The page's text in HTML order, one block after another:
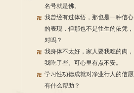
名号就是佛。
我曾经有过体悟，那也是一种信心
的表现，但那也不是往生的依凭，
对吗？
我身体不太好，家人要我吃的肉，
我吃了些。可心里有点不安。
学习性功德成就对净业行人的信愿
有什么帮助？